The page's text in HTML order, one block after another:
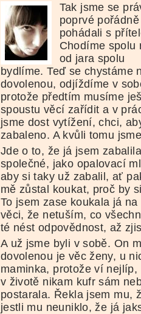
Tak jsme se
poprvé pořádně
pohádali s
Chodíme spolu
od jara spolu
bydlíme. Teď se chystáme
dovolenou, odjíždíme v
protože předtím musíme
spoustu věcí zařídit a v
jsme dost vytížení, chci,
zabaleno. A kvůli tomu
Jde o to, že já jsem
společné, jako opalovací
aby si taky už zabalil, ať
mě zůstal koukat, proč by
To jsem zase koukala já
věci, že netuším, co
té nést odpovědnost, až
A už jsme byli v sobě. On
dovolenou je věc ženy, u
maminka, protože ví
v životě nikam kufr sám
postarala. Řekla jsem mu,
jestli mu neuniklo, že já